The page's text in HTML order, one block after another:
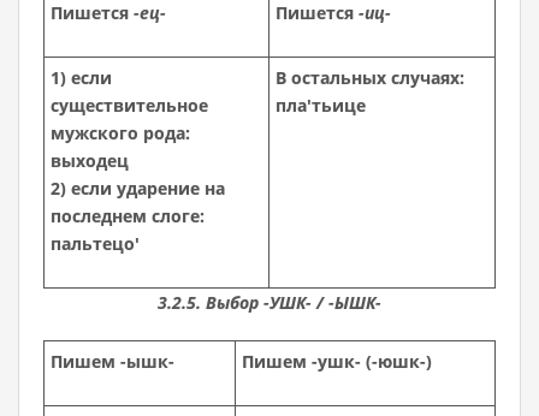
Пишется -ец- Пишется -иц-
1) если
существительное
мужского рода:
выходец
2) если ударение на
последнем слоге:
пальтецо'
В остальных случаях:
пла'тьице
3.2.5. Выбор -УШК- / -ЫШК-
Пишем -ышк- Пишем -ушк- (-юшк-)